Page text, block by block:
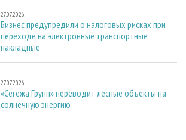
27.07.2026
Бизнес предупредили о налоговых рисках при
переходе на электронные транспортные
накладные
27.07.2026
«Сегежа Групп» переводит лесные объекты на
солнечную энергию